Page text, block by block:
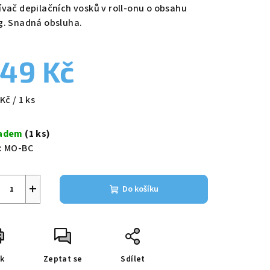
depilačních vosků v roll-onu o obsahu
Snadná obsluha.
Kč
/ 1 ks
(1 ks)
MO-BC
+ Do košíku
Zeptat se Sdílet